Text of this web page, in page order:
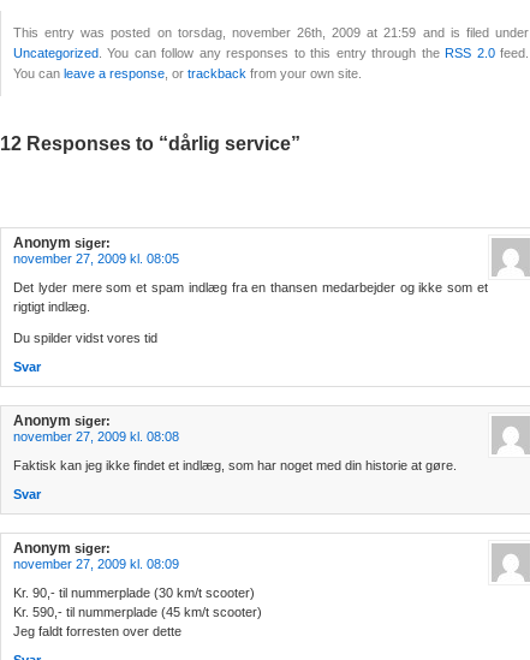
This entry was posted on torsdag, november 26th, 2009 at 21:59 and is filed under
Uncategorized . You can follow any responses to this entry through theRSS 2.0feed.
You can leave a response , or trackback from your own site.
12 Responses to “dårlig service”
Anonym siger:
november 27, 2009 kl. 08:05
Det lyder mere som et spam indlæg fra en thansen medarbejder og ikke som et
rigtigt indlæg.
Du spilder vidst vores tid
Svar
Anonym siger:
november 27, 2009 kl. 08:08
Faktisk kan jeg ikke findet et indlæg, som har noget med din historie at gøre.
Svar
Anonym siger:
november 27, 2009 kl. 08:09
Kr. 90,- til nummerplade (30 km/t scooter)
Kr. 590,- til nummerplade (45 km/t scooter)
Jeg faldt forresten over dette